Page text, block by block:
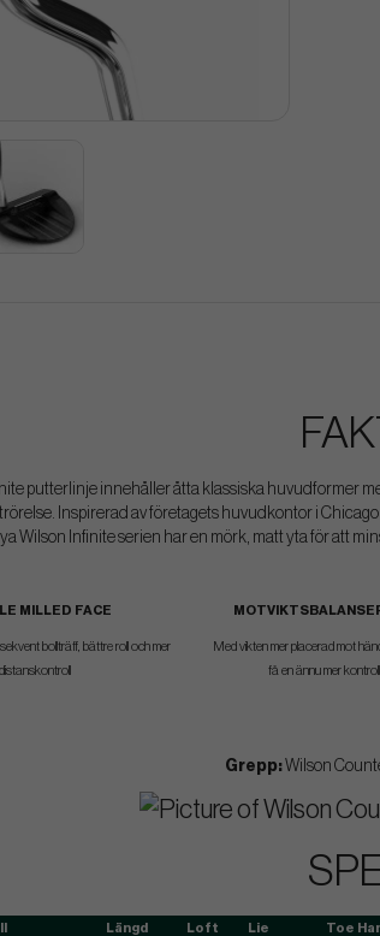
putterlinje innehåller åtta klassiska huvudformer
Inspirerad av företagets huvudkontor i
Wilson Infinite serien har en mörk, matt yta för att
MILLED FACE
bollträff, bättre roll och mer
distanskontroll
Med vikten mer placerad mot
få en ännu mer
Grepp: Wilson
Längd Loft Lie Toe